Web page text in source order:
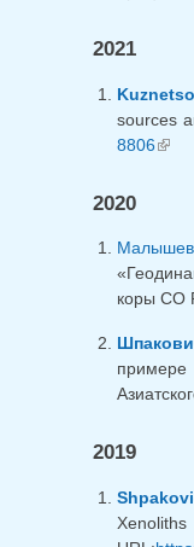
2021
sources
8806
2020
коры СО
примере
2019